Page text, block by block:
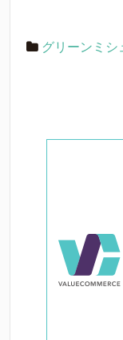
グリーンミシ